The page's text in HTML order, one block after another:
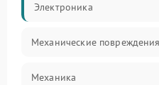
Электроника
Механические повреждения
Механика